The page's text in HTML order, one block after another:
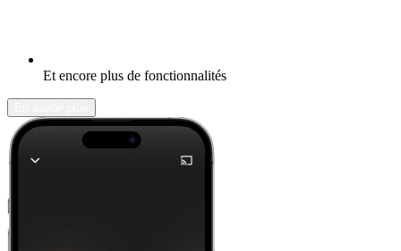
Et encore plus de fonctionnalités